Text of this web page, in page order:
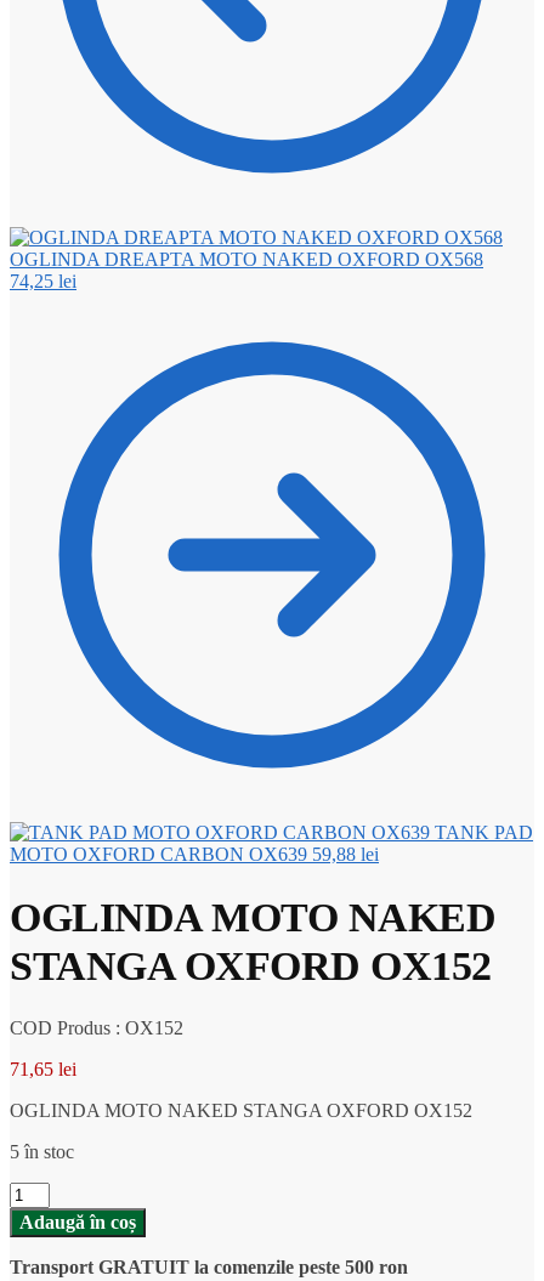
OGLINDA DREAPTA MOTO NAKED OXFORD OX568
74,25 lei
TANK PAD
MOTO OXFORD CARBON OX639 59,88 lei
OGLINDA MOTO NAKED
STANGA OXFORD OX152
COD Produs : OX152
71,65 lei
OGLINDA MOTO NAKED STANGA OXFORD OX152
5 în stoc
Cantitate
OGLINDA
MOTO
NAKED
Adaugă în coș
Transport GRATUIT la comenzile peste 500 ron